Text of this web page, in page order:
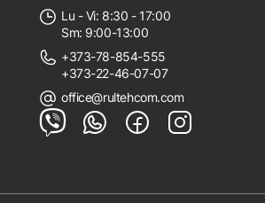
Lu - Vi: 8:30 - 17:00
Sm: 9:00-13:00
+373-78-854-555
+373-22-46-07-07
office@rultehcom.com